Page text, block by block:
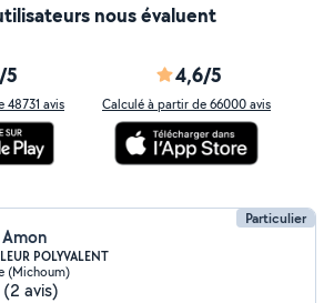
nous évaluent
5
48731 avis
4,6/5
Calculé à partir de 66000 avis
Particulier
POLYVALENT
(Michoum)
(2 avis)